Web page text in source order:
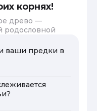
корнях!
древо —
родословной
ваши предки в